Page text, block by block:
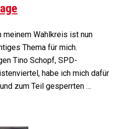
Wahlkreis ist nun
Thema für mich.
Tino Schopf, SPD-
habe ich mich dafür
zum Teil gesperrten …